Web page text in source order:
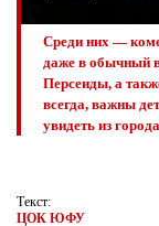
Среди них —
даже в обычный
Персеиды, а
всегда, важны
увидеть из
Текст:
ЦОК ЮФУ